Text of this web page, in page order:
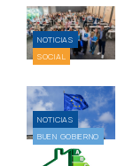
NOTICIAS
SOCIAL
NOTICIAS
BUEN GOBIERNO